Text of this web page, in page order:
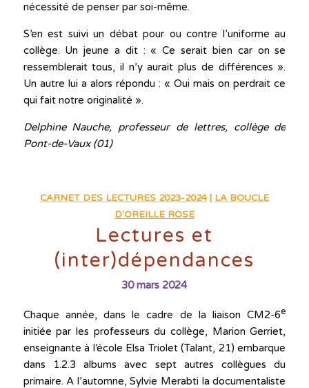
nécessité de penser par soi-même.
S’en est suivi un débat pour ou contre l’uniforme au
collège. Un jeune a dit : « Ce serait bien car on se
ressemblerait tous, il n’y aurait plus de différences ».
Un autre lui a alors répondu : « Oui mais on perdrait ce
qui fait notre originalité ».
Delphine Nauche, professeur de lettres, collège de
Pont-de-Vaux (01)
CARNET DES LECTURES 2023-2024| LA BOUCLE
D'OREILLE ROSE
Lectures et
(inter)dépendances
30 mars 2024
Chaque année, dans le cadre de la liaison CM2-6e
initiée par les professeurs du collège, Marion Gerriet,
enseignante à l’école Elsa Triolet (Talant, 21) embarque
dans 1.2.3 albums avec sept autres collègues du
primaire. A l’automne, Sylvie Merabti la documentaliste